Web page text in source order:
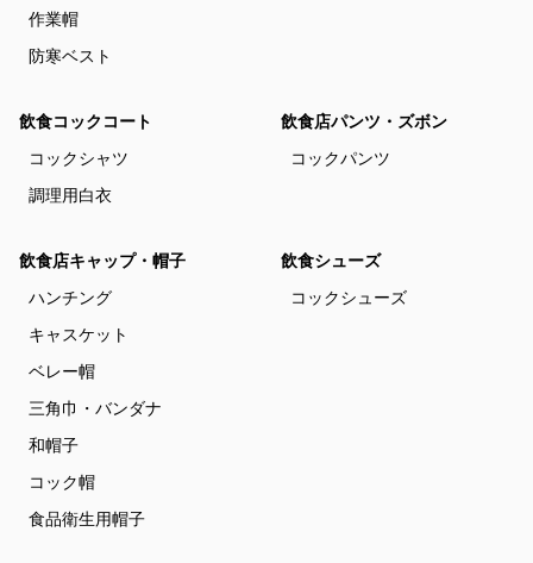
作業帽
防寒ベスト
飲食コックコート
コックシャツ
調理用白衣
飲食店パンツ・ズボン
コックパンツ
飲食店キャップ・帽子
ハンチング
キャスケット
ベレー帽
三角巾・バンダナ
和帽子
コック帽
食品衛生用帽子
飲食シューズ
コックシューズ